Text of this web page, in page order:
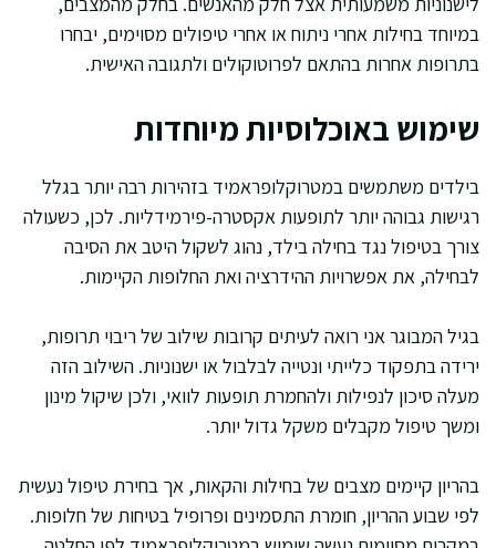
במיוחד בחילות אחרי ניתוח או אחרי טיפולים מסוימים, יבחרו
בתרופות אחרות בהתאם לפרוטוקולים ולתגובה האישית.
שימוש באוכלוסיות מיוחדות
בילדים משתמשים במטרוקלופראמיד בזהירות רבה יותר בגלל
רגישות גבוהה יותר לתופעות אקסטרה-פירמידליות. לכן, כשעולה
צורך בטיפול נגד בחילה בילד, נהוג לשקול היטב את הסיבה
לבחילה, את אפשרויות ההידרציה ואת החלופות הקיימות.
בגיל המבוגר אני רואה לעיתים קרובות שילוב של ריבוי תרופות,
ירידה בתפקוד כלייתי ונטייה לבלבול או ישנוניות. השילוב הזה
מעלה סיכון לנפילות ולהחמרת תופעות לוואי, ולכן שיקול מינון
ומשך טיפול מקבלים משקל גדול יותר.
בהריון קיימים מצבים של בחילות והקאות, אך בחירת טיפול נעשית
לפי שבוע ההריון, חומרת התסמינים ופרופיל בטיחות של חלופות.